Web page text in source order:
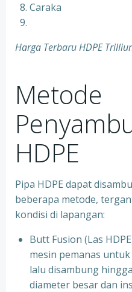
Caraka
Harga Terbaru HDPE
Metode
HDPE
Pipa HDPE dapat
beberapa metode,
kondisi di lapangan:
Butt Fusion (Las
mesin pemanas
lalu disambung
diameter besar dan